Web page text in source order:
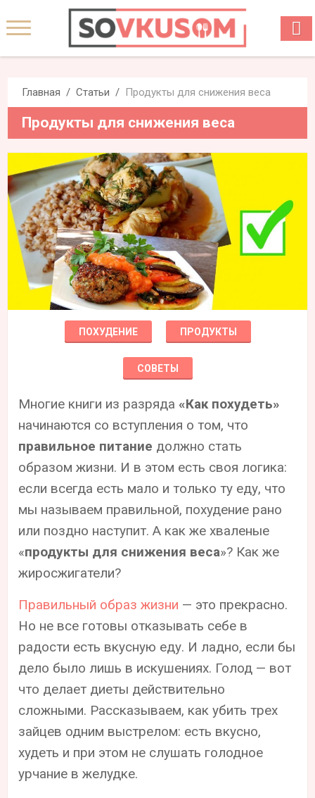
Главная Статьи Продукты для снижения веса
Продукты для снижения веса
ПОХУДЕНИЕ ПРОДУКТЫ
СОВЕТЫ
Многие книги из разряда «Как похудеть»
начинаются со вступления о том, что
правильное питание должно стать
образом жизни. И в этом есть своя логика:
если всегда есть мало и только ту еду, что
мы называем правильной, похудение рано
или поздно наступит. А как же хваленые
«продукты для снижения веса»? Как же
жиросжигатели?
Правильный образ жизни — это прекрасно.
Но не все готовы отказывать себе в
радости есть вкусную еду. И ладно, если бы
дело было лишь в искушениях. Голод — вот
что делает диеты действительно
сложными. Рассказываем, как убить трех
зайцев одним выстрелом: есть вкусно,
худеть и при этом не слушать голодное
урчание в желудке.